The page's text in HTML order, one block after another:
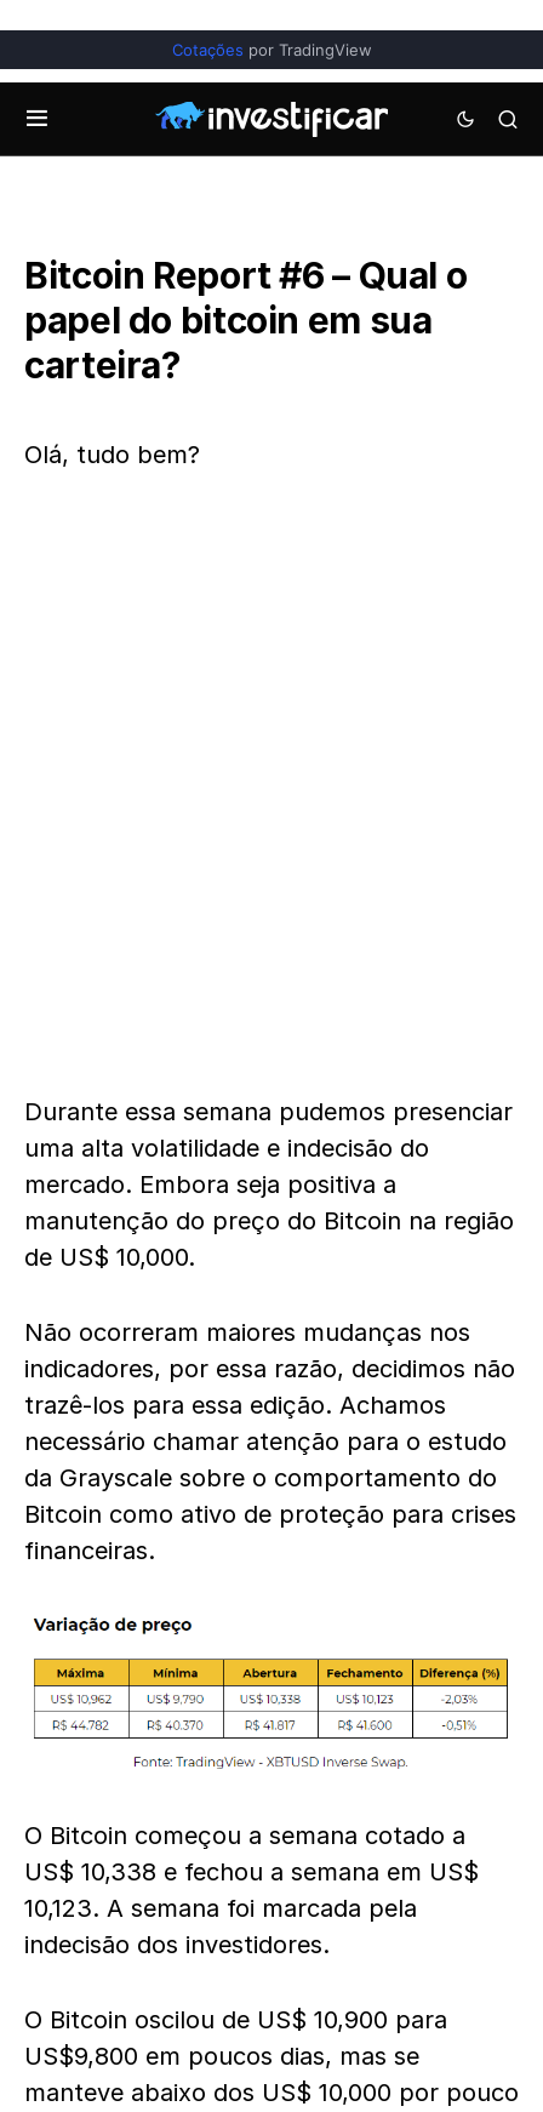
Cotações por TradingView
Bitcoin Report #6 – Qual o
papel do bitcoin em sua
carteira?
Olá, tudo bem?
Durante essa semana pudemos presenciar
uma alta volatilidade e indecisão do
mercado. Embora seja positiva a
manutenção do preço do Bitcoin na região
de US$ 10,000.
Não ocorreram maiores mudanças nos
indicadores, por essa razão, decidimos não
trazê-los para essa edição. Achamos
necessário chamar atenção para o estudo
da Grayscale sobre o comportamento do
Bitcoin como ativo de proteção para crises
financeiras.
O Bitcoin começou a semana cotado a
US$ 10,338 e fechou a semana em US$
10,123. A semana foi marcada pela
indecisão dos investidores.
O Bitcoin oscilou de US$ 10,900 para
US$9,800 em poucos dias, mas se
manteve abaixo dos US$ 10,000 por pouco